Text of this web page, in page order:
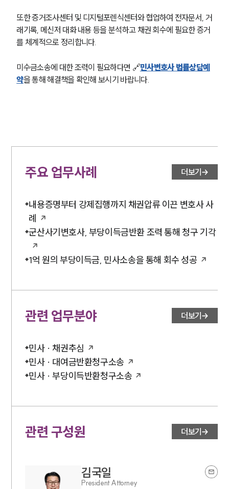
또한 증거조사센터 및 디지털포렌식센터와 협업하여 전자문서, 거
래기록, 메신저 대화 내용 등을 분석하고 채권 회수에 필요한 증거
를 체계적으로 정리합니다.
미수금소송에 대한 조력이 필요하다면 🔗민사변호사 법률상담예
약을 통해 해결책을 확인해 보시기 바랍니다.
주요 업무사례 더보기
내용증명부터 강제집행까지 채권압류 이끈 변호사 사
례
군산사기변호사, 부당이득금반환 조력 통해 청구 기각
1억 원의 부당이득금, 민사소송을 통해 회수 성공
관련 업무분야 더보기
민사 · 채권추심
민사 · 대여금반환청구소송
민사 · 부당이득반환청구소송
관련 구성원 더보기
김국일
President Attorney